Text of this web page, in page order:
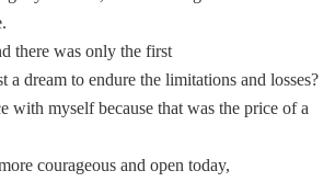
there was only the first
a dream to endure the limitations and losses?
with myself because that was the price of a
courageous and open today,